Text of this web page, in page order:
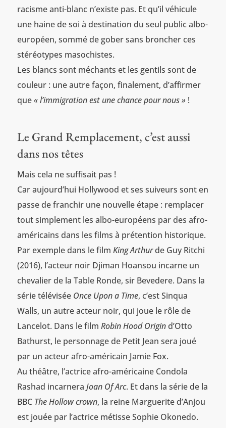
racisme anti-blanc n’existe pas. Et qu’il véhicule
une haine de soi à destination du seul public albo-
européen, sommé de gober sans broncher ces
stéréotypes masochistes.
Les blancs sont méchants et les gentils sont de
couleur : une autre façon, finalement, d’affirmer
que« l’immigration est une chance pour nous » !
Le Grand Remplacement, c’est aussi
dans nos têtes
Mais cela ne suffisait pas !
Car aujourd’hui Hollywood et ses suiveurs sont en
passe de franchir une nouvelle étape : remplacer
tout simplement les albo-européens par des afro-
américains dans les films à prétention historique.
Par exemple dans le film King Arthurde Guy Ritchi
(2016), l’acteur noir Djiman Hoansou incarne un
chevalier de la Table Ronde, sir Bevedere. Dans la
série télévisée Once Upon a Time, c’est Sinqua
Walls, un autre acteur noir, qui joue le rôle de
Lancelot. Dans le film Robin Hood Origind’Otto
Bathurst, le personnage de Petit Jean sera joué
par un acteur afro-américain Jamie Fox.
Au théâtre, l’actrice afro-américaine Condola
Rashad incarnera Joan Of Arc. Et dans la série de la
BBC The Hollow crown, la reine Marguerite d’Anjou
est jouée par l’actrice métisse Sophie Okonedo.